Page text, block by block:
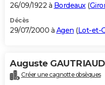
26/09/1922 à Bordeaux(
Décès
29/07/2000 à Agen (Lot-et-
Auguste GAUTRIAUD
Créer une cagnotte obsèques